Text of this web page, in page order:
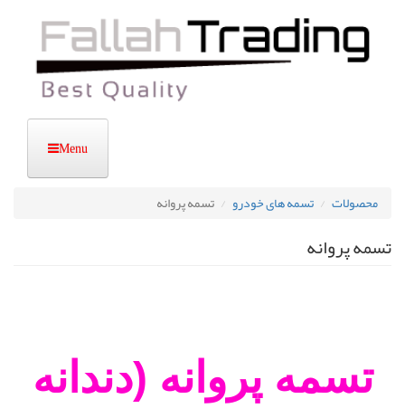
محصولات تسمه های خودرو تسمه پروانه
تسمه پروانه
تسمه پروانه (دندانه